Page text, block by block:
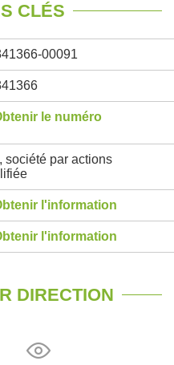
CLÉS
00091
le numéro
société par actions
l'information
l'information
DIRECTION